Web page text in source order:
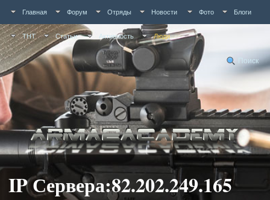
Главная Форум Отряды Новости Фото Блоги
ТНТ Статьи Активность Люди
Поиск
IP Сервера:82.202.249.165